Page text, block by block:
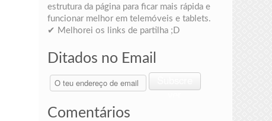
estrutura da página para ficar mais rápida e
funcionar melhor em telemóveis e tablets.
✔ Melhorei os links de partilha ;D
Ditados no Email
O
teu
de
ver
Comentários